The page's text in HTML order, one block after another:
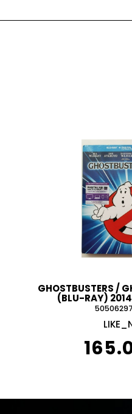
GHOSTBUSTERS /
(BLU-RAY)